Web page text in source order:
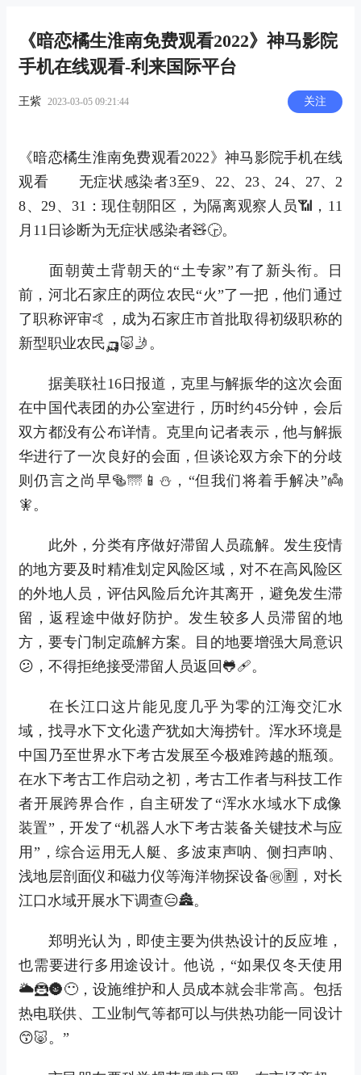
《暗恋橘生淮南免费观看2022》神马影院
手机在线观看-利来国际平台
王紫 2023-03-05 09:21:44 关注
《暗恋橘生淮南免费观看2022》神马影院手机在线
观看 无症状感染者3至9、22、23、24、27、2
8、29、31：现住朝阳区，为隔离观察人员📶，11
月11日诊断为无症状感染者🧸🕞。
面朝黄土背朝天的“土专家”有了新头衔。日
前，河北石家庄的两位农民“火”了一把，他们通过
了职称评审🤙，成为石家庄市首批取得初级职称的
新型职业农民🛺🐷🤳。
据美联社16日报道，克里与解振华的这次会面
在中国代表团的办公室进行，历时约45分钟，会后
双方都没有公布详情。克里向记者表示，他与解振
华进行了一次良好的会面，但谈论双方余下的分歧
则仍言之尚早🥯🌁📱⛄，“但我们将着手解决”👼
🧚。
此外，分类有序做好滞留人员疏解。发生疫情
的地方要及时精准划定风险区域，对不在高风险区
的外地人员，评估风险后允许其离开，避免发生滞
留，返程途中做好防护。发生较多人员滞留的地
方，要专门制定疏解方案。目的地要增强大局意识
😕，不得拒绝接受滞留人员返回🐸🩹。
在长江口这片能见度几乎为零的江海交汇水
域，找寻水下文化遗产犹如大海捞针。浑水环境是
中国乃至世界水下考古发展至今极难跨越的瓶颈。
在水下考古工作启动之初，考古工作者与科技工作
者开展跨界合作，自主研发了“浑水水域水下成像
装置”，开发了“机器人水下考古装备关键技术与应
用”，综合运用无人艇、多波束声呐、侧扫声呐、
浅地层剖面仪和磁力仪等海洋物探设备㊗🈹，对长
江口水域开展水下调查😑🏯。
郑明光认为，即使主要为供热设计的反应堆，
也需要进行多用途设计。他说，“如果仅冬天使用
🌥🦹🌚😶，设施维护和人员成本就会非常高。包括
热电联供、工业制气等都可以与供热功能一同设计
😙🐷。”